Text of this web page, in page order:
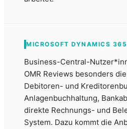
MICROSOFT DYNAMICS 365
Business-Central-
OMR Reviews besonders
Debitoren- und
Anlagenbuchhaltung,
direkte Rechnungs- und
System. Dazu kommt die